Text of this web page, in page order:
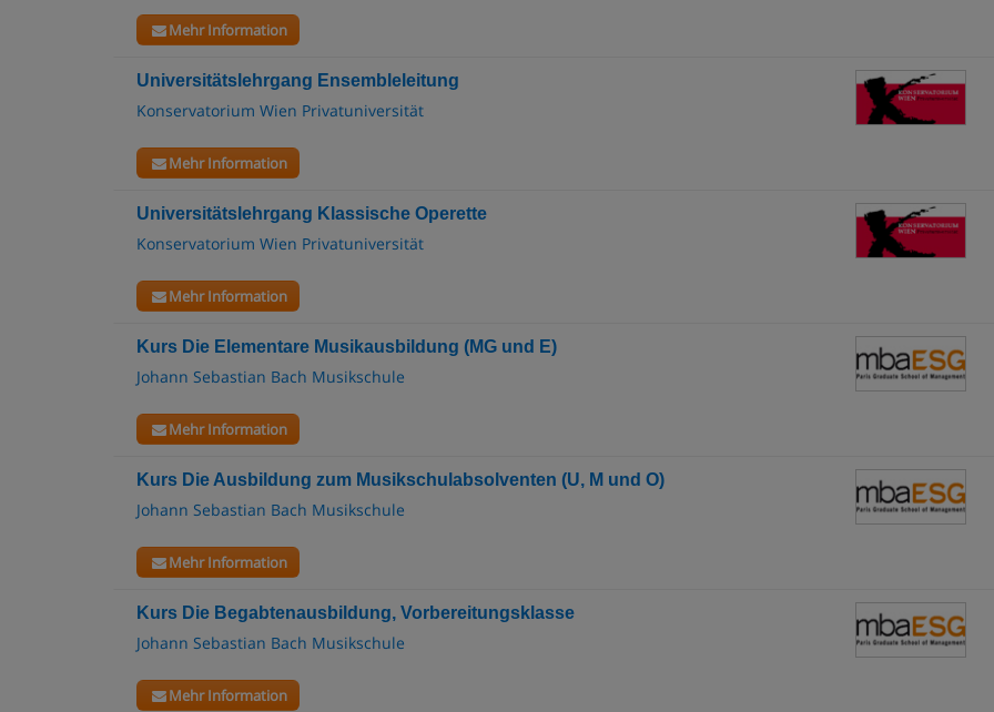
Mehr Information
Universitätslehrgang Ensembleleitung
Konservatorium Wien Privatuniversität
Mehr Information
Universitätslehrgang Klassische Operette
Konservatorium Wien Privatuniversität
Mehr Information
Kurs Die Elementare Musikausbildung (MG und E)
Johann Sebastian Bach Musikschule
Mehr Information
Kurs Die Ausbildung zum Musikschulabsolventen (U, M und O)
Johann Sebastian Bach Musikschule
Mehr Information
Kurs Die Begabtenausbildung, Vorbereitungsklasse
Johann Sebastian Bach Musikschule
Mehr Information